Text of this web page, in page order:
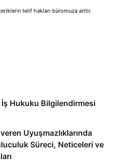
telif hakları büromuza aittir.
İş Hukuku Bilgilendirmesi
Uyuşmazlıklarında
Süreci, Neticeleri ve